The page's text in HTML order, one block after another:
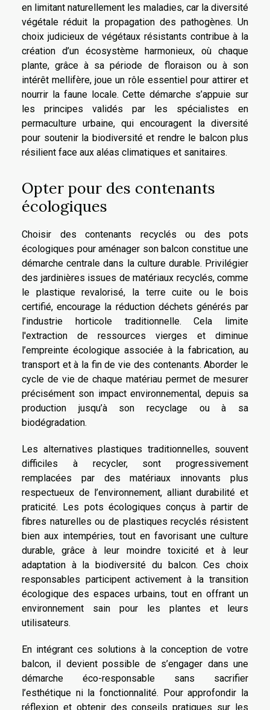
en limitant naturellement les maladies, car la diversité
végétale réduit la propagation des pathogènes. Un
choix judicieux de végétaux résistants contribue à la
création d’un écosystème harmonieux, où chaque
plante, grâce à sa période de floraison ou à son
intérêt mellifère, joue un rôle essentiel pour attirer et
nourrir la faune locale. Cette démarche s’appuie sur
les principes validés par les spécialistes en
permaculture urbaine, qui encouragent la diversité
pour soutenir la biodiversité et rendre le balcon plus
résilient face aux aléas climatiques et sanitaires.
Opter pour des contenants
écologiques
Choisir des contenants recyclés ou des pots
écologiques pour aménager son balcon constitue une
démarche centrale dans la culture durable. Privilégier
des jardinières issues de matériaux recyclés, comme
le plastique revalorisé, la terre cuite ou le bois
certifié, encourage la réduction déchets générés par
l’industrie horticole traditionnelle. Cela limite
l'extraction de ressources vierges et diminue
l’empreinte écologique associée à la fabrication, au
transport et à la fin de vie des contenants. Aborder le
cycle de vie de chaque matériau permet de mesurer
précisément son impact environnemental, depuis sa
production jusqu’à son recyclage ou à sa
biodégradation.
Les alternatives plastiques traditionnelles, souvent
difficiles à recycler, sont progressivement
remplacées par des matériaux innovants plus
respectueux de l’environnement, alliant durabilité et
praticité. Les pots écologiques conçus à partir de
fibres naturelles ou de plastiques recyclés résistent
bien aux intempéries, tout en favorisant une culture
durable, grâce à leur moindre toxicité et à leur
adaptation à la biodiversité du balcon. Ces choix
responsables participent activement à la transition
écologique des espaces urbains, tout en offrant un
environnement sain pour les plantes et leurs
utilisateurs.
En intégrant ces solutions à la conception de votre
balcon, il devient possible de s’engager dans une
démarche éco-responsable sans sacrifier
l’esthétique ni la fonctionnalité. Pour approfondir la
réflexion et obtenir des conseils pratiques sur les